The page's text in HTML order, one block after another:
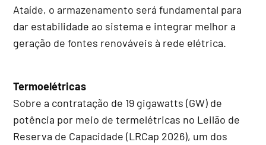
Ataíde, o armazenamento será fundamental para
dar estabilidade ao sistema e integrar melhor a
geração de fontes renováveis à rede elétrica.
Termoelétricas
Sobre a contratação de 19 gigawatts (GW) de
potência por meio de termelétricas no Leilão de
Reserva de Capacidade (LRCap 2026), um dos